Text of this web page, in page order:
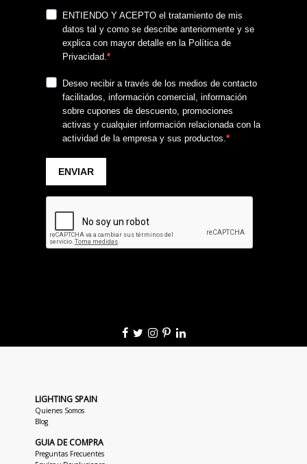
LIGHTING SPAIN
Quienes Somos
Blog
GUIA DE COMPRA
Preguntas Frecuentes